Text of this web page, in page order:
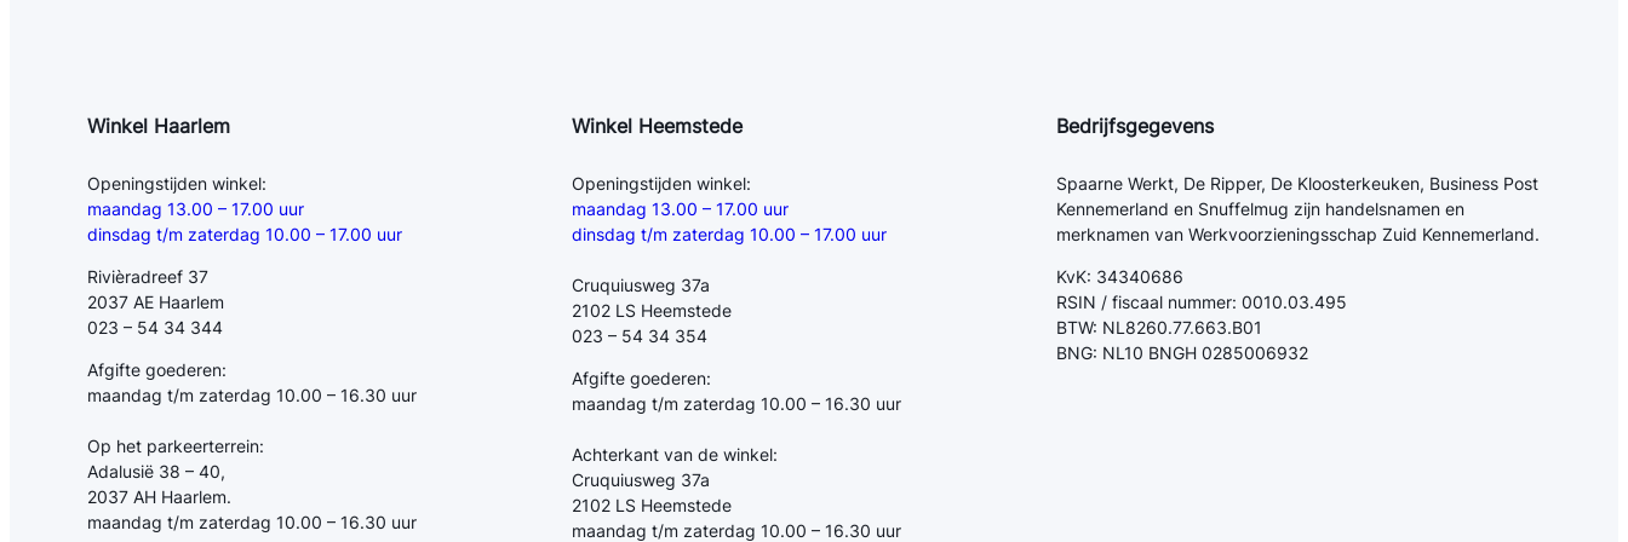
Winkel Haarlem
Openingstijden winkel:
maandag 13.00 – 17.00 uur
dinsdag t/m zaterdag 10.00 – 17.00 uur
Rivièradreef 37
2037 AE Haarlem
023 – 54 34 344
Afgifte goederen:
maandag t/m zaterdag 10.00 – 16.30 uur
Op het parkeerterrein:
Adalusië 38 – 40,
2037 AH Haarlem.
maandag t/m zaterdag 10.00 – 16.30 uur
Winkel Heemstede
Openingstijden winkel:
maandag 13.00 – 17.00 uur
dinsdag t/m zaterdag 10.00 – 17.00 uur
Cruquiusweg 37a
2102 LS Heemstede
023 – 54 34 354
Afgifte goederen:
maandag t/m zaterdag 10.00 – 16.30 uur
Achterkant van de winkel:
Cruquiusweg 37a
2102 LS Heemstede
maandag t/m zaterdag 10.00 – 16.30 uur
Bedrijfsgegevens
Spaarne Werkt, De Ripper, De Kloosterkeuken, Business Post
Kennemerland en Snuffelmug zijn handelsnamen en
merknamen van Werkvoorzieningsschap Zuid Kennemerland.
KvK: 34340686
RSIN / fiscaal nummer: 0010.03.495
BTW: NL8260.77.663.B01
BNG: NL10 BNGH 0285006932